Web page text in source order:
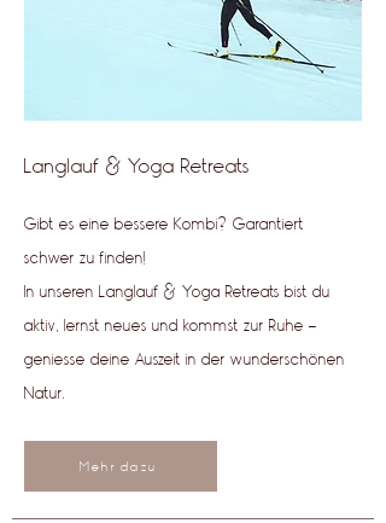
Langlauf & Yoga Retreats
Gibt es eine bessere Kombi? Garantiert
schwer zu finden!
In unseren Langlauf & Yoga Retreats bist du
aktiv, lernst neues und kommst zur Ruhe -
geniesse deine Auszeit in der wunderschönen
Natur.
Mehr dazu